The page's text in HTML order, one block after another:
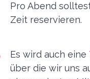
Pro Abend
Zeit reservieren.
Es wird auch eine
über die wir uns